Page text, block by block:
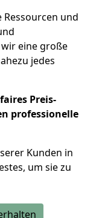
und
eine große
jedes
Preis-
professionelle
Kunden in
um sie zu